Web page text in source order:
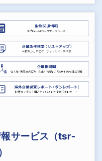
サービス（tsr-